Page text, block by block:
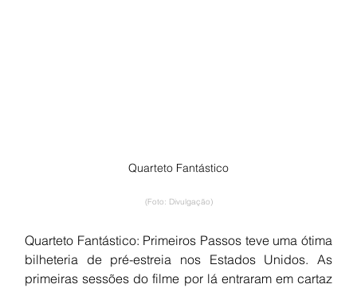
Quarteto Fantástico
(Foto: Divulgação)
Quarteto Fantástico: Primeiros Passos teve uma ótima
bilheteria de pré-estreia nos Estados Unidos. As
primeiras sessões do filme por lá entraram em cartaz